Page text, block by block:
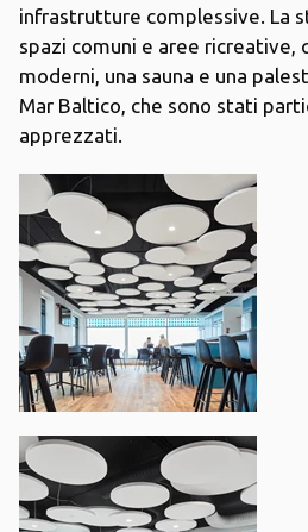
infrastrutture complessive. La
spazi comuni e aree ricreative,
moderni, una sauna e una
Mar Baltico, che sono stati
apprezzati.